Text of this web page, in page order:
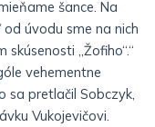
šance. Na
úvodu sme na nich
„Žofiho“.“
vehementne
sa pretlačil Sobczyk,
Vukojevičovi.